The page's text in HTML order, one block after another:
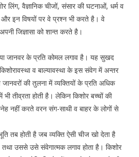
लिंग, वैज्ञानिक चीजों, संसार की घटनाओं, धर्म व
इन विषयों पर वे प्रश्न भी करते है। वे
जिज्ञासा को शान्त करते है।
जानवर के प्रति कोमल लगाव है। यह सुखद
व बाल्यावस्था के इस संवेग में अन्तर
जानवरों की तुलना में व्यक्तियों के प्रति अधिक
तीव्रता होती है। लेकिन किशोर बच्चों की
नहीं करते वरन संग-साथी व बाहर के लोगों से
तब होती है जब व्यक्ति ऐसी चीज खो देता है
उससे उसे संवेगात्मक लगाव होता है। किशोर